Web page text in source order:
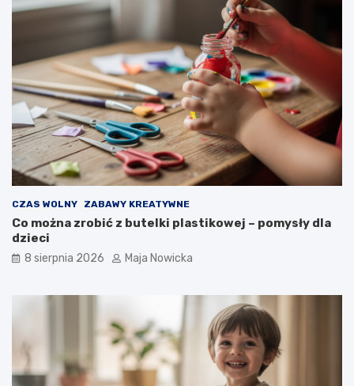
CZAS WOLNY ZABAWY KREATYWNE
Co można zrobić z butelki plastikowej – pomysły dla
dzieci
8 sierpnia 2026 Maja Nowicka